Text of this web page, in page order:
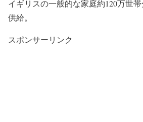
イギリスの一般的な家庭約120万世
供給。
スポンサーリンク